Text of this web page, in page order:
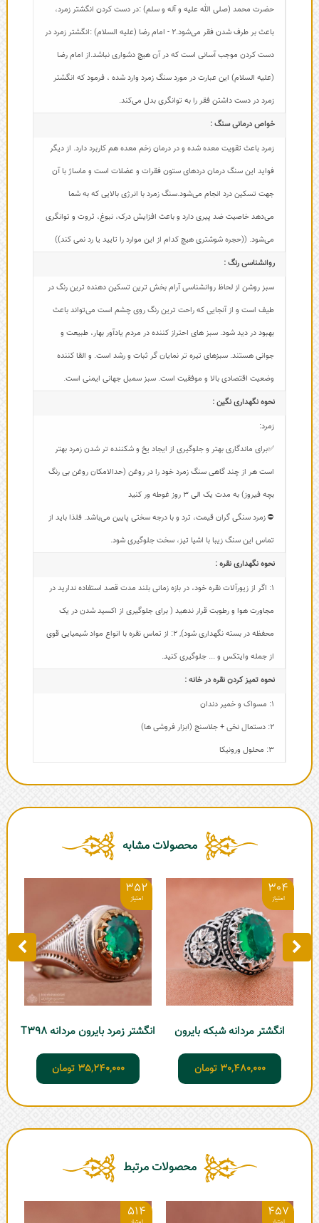
حضرت محمد (صلی الله علیه و آله و سلم) :در دست کردن انگشتر زمرد،
باعث بر طرف شدن فقر می‌شود.2 - امام رضا (علیه السلام) :انگشتر زمرد در
دست کردن موجب آسانی است که در آن هیچ دشواری نباشد.از امام رضا
(علیه السلام) این عبارت در مورد سنگ زمرد وارد شده ، فرمود که انگشتر
زمرد در دست داشتن فقر را به توانگری بدل می‌کند.
خواص درمانی سنگ :
زمرد باعث تقویت معده شده و در درمان زخم معده هم کاربرد دارد. از دیگر
فواید این سنگ درمان دردهای ستون فقرات و عضلات است و ماساژ با آن
جهت تسکین درد انجام می‌شود.سنگ زمرد با انرژی بالایی که به شما
می‌دهد خاصیت ضد پیری دارد و باعث افزایش درک، نبوغ، ثروت و توانگری
می‌شود. ((حجره شوشتری هیچ کدام از این موارد را تایید یا رد نمی کند))
روانشناسی رنگ :
سبز روشن از لحاظ روانشناسی آرام بخش ترین تسکین دهنده ترین رنگ در
طیف است و از آنجایی که راحت ترین رنگ روی چشم است می‌تواند باعث
بهبود در دید شود. سبز های احتراز کننده در مردم یادآور بهار، طبیعت و
جوانی هستند. سبزهای تیره تر نمایان گر ثبات و رشد است. و القا کننده
وضعیت اقتصادی بالا و موفقیت است. سبز سمبل جهانی ایمنی است.
نحوه نگهداری نگین :
زمرد:
✅برای ماندگاری بهتر و جلوگیری از ایجاد یخ و شکننده تر شدن زمرد بهتر
است هر از چند گاهی سنگ زمرد خود را در روغن (حدالامکان روغن بی رنگ
بچه فیروز) به مدت یک الی 3 روز غوطه ور کنید
⛔ زمرد سنگی گران قیمت، ترد و با درجه سختی پایین می‌باشد. فلذا باید از
تماس این سنگ زیبا با اشیا تیز، سخت جلوگیری شود.
نحوه نگهداری نقره :
1: اگر از زیورآلات نقره خود، در بازه زمانی بلند مدت قصد استفاده ندارید در
مجاورت هوا و رطوبت قرار ندهید ( برای جلوگیری از اکسید شدن در یک
محفظه در بسته نگهداری شود), 2: از تماس نقره با انواع مواد شیمیایی قوی
از جمله وایتکس و ... جلوگیری کنید.
نحوه تمیز کردن نقره در خانه :
1: مسواک و خمیر دندان
2: دستمال نخی + جلاسنج (ابزار فروشی ها)
3: محلول ورونیکا
محصولات مشابه
304
انگشتر مردانه شبکه بایرون
30,480,000 تومان
352
انگشتر زمرد بایرون مردانه T398
35,240,000 تومان
محصولات مرتبط
457
514